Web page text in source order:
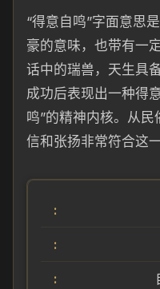
“得意自鸣”字面意思
豪的意味，也带有一
话中的瑞兽，天生具
成功后表现出一种得
鸣”的精神内核。从
信和张扬非常符合这